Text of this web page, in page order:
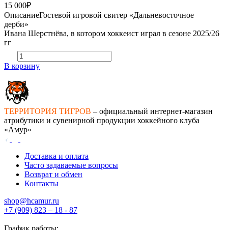
15 000₽
ОписаниеГостевой игровой свитер «Дальневосточное
дерби»
Ивана Шерстнёва, в котором хоккеист играл в сезоне 2025/26
гг
В корзину
ТЕРРИТОРИЯ ТИГРОВ – официальный интернет-магазин
атрибутики и сувенирной продукции хоккейного клуба
«Амур»
Доставка и оплата
Часто задаваемые вопросы
Возврат и обмен
Контакты
shop@hcamur.ru
+7 (909) 823 – 18 - 87
График работы: